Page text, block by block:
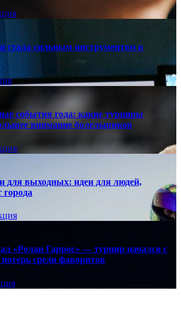
стала сильным инструментом в
события года: какие турниры
внимание болельщиков
для выходных: идеи для людей,
города
«Ролан Гаррос» — турнир начался с
среди фаворитов